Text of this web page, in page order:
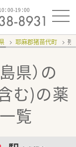
：00-19：00
耶麻郡猪苗代町 残
県）の
む)の薬
覧